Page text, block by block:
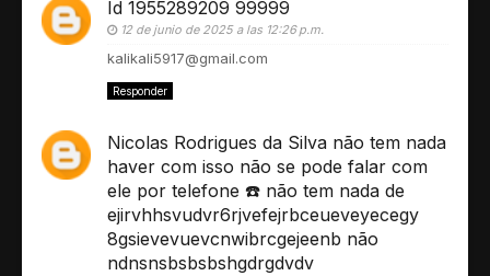
Id 1955289209 99999
12 de junio de 2025 a las 12:26 p.m.
kalikali5917@gmail.com
Responder
Nicolas Rodrigues da Silva não tem nada
haver com isso não se pode falar com
ele por telefone ☎️ não tem nada de
ejirvhhsvudvr6rjvefejrbceueveyecegy
8gsievevuevcnwibrcgejeenb não
ndnsnsbsbsbshgdrgdvdv